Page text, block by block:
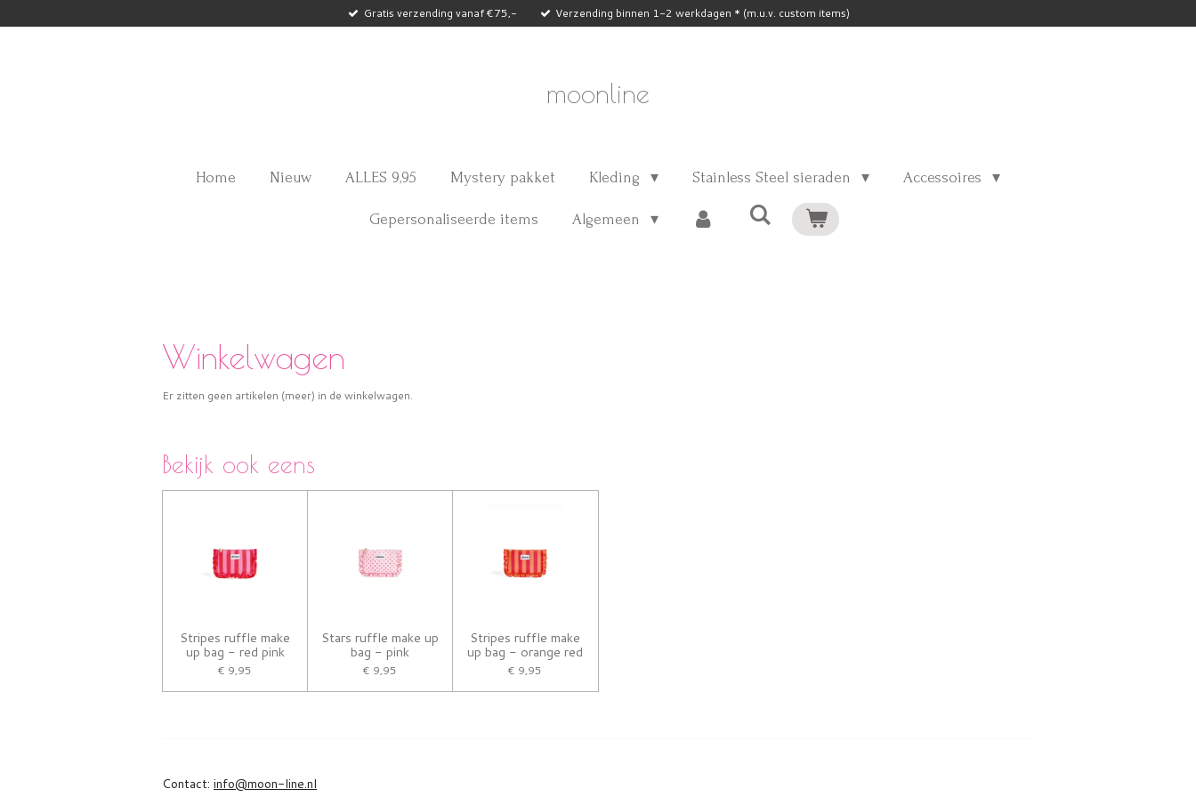
Gratis verzending vanaf €75,- Verzending binnen 1-2 werkdagen * (m.u.v. custom items)
moonline
Home Nieuw ALLES 9,95 Mystery pakket Kleding Stainless Steel sieraden Accessoires
Gepersonaliseerde items Algemeen
Winkelwagen
Er zitten geen artikelen (meer) in de winkelwagen.
Bekijk ook eens
Stripes ruffle make
up bag - red pink
€ 9,95
Stars ruffle make up
bag - pink
€ 9,95
Stripes ruffle make
up bag - orange red
€ 9,95
Contact: info@moon-line.nl